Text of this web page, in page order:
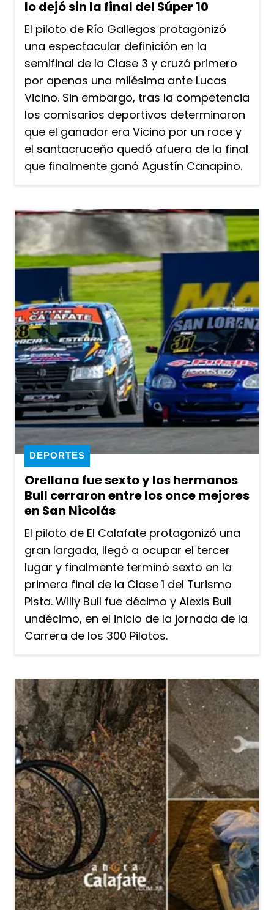
lo dejó sin la final del Súper 10
El piloto de Río Gallegos protagonizó
una espectacular definición en la
semifinal de la Clase 3 y cruzó primero
por apenas una milésima ante Lucas
Vicino. Sin embargo, tras la competencia
los comisarios deportivos determinaron
que el ganador era Vicino por un roce y
el santacruceño quedó afuera de la final
que finalmente ganó Agustín Canapino.
Orellana fue sexto y los hermanos
Bull cerraron entre los once mejores
en San Nicolás
DEPORTES
El piloto de El Calafate protagonizó una
gran largada, llegó a ocupar el tercer
lugar y finalmente terminó sexto en la
primera final de la Clase 1 del Turismo
Pista. Willy Bull fue décimo y Alexis Bull
undécimo, en el inicio de la jornada de la
Carrera de los 300 Pilotos.